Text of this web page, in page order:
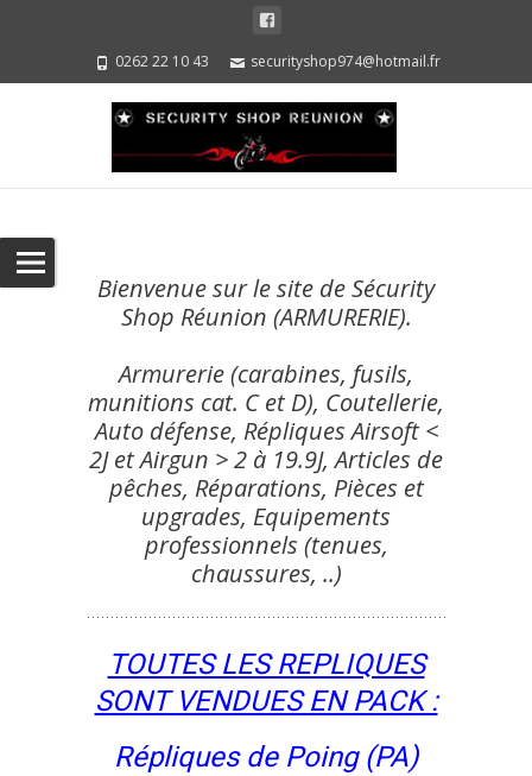
0262 22 10 43 securityshop974@hotmail.fr
Bienvenue sur le site de Sécurity
Shop Réunion (ARMURERIE).
Armurerie (carabines, fusils,
munitions cat. C et D), Coutellerie,
Auto défense, Répliques Airsoft <
2J et Airgun > 2 à 19.9J, Articles de
pêches, Réparations, Pièces et
upgrades, Equipements
professionnels (tenues,
chaussures, ..)
TOUTES LES REPLIQUES
SONT VENDUES EN PACK :
Répliques de Poing (PA)